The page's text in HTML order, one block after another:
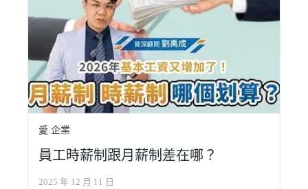
愛.企業
員工時薪制跟月薪制差在哪？
2025 年 12 月 11 日